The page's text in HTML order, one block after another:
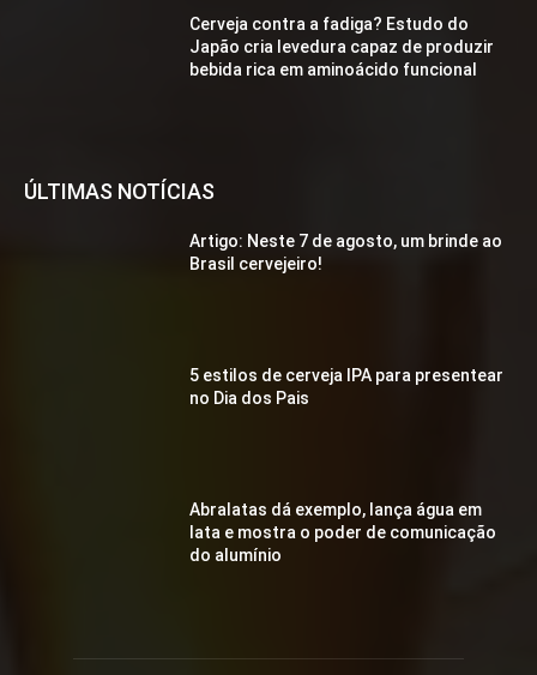
Cerveja contra a fadiga? Estudo do
Japão cria levedura capaz de produzir
bebida rica em aminoácido funcional
ÚLTIMAS NOTÍCIAS
Artigo: Neste 7 de agosto, um brinde ao
Brasil cervejeiro!
5 estilos de cerveja IPA para presentear
no Dia dos Pais
Abralatas dá exemplo, lança água em
lata e mostra o poder de comunicação
do alumínio